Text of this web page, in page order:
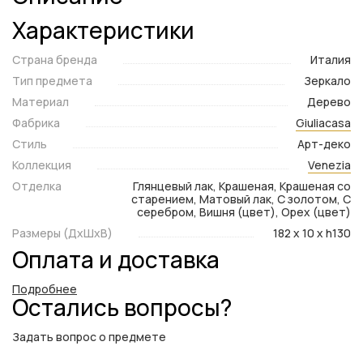
Характеристики
Страна бренда
Италия
Тип предмета
Зеркало
Материал
Дерево
Фабрика
Giuliacasa
Стиль
Арт-деко
Коллекция
Venezia
Отделка
Глянцевый лак, Крашеная, Крашеная со
старением, Матовый лак, С золотом, С
серебром, Вишня (цвет), Орех (цвет)
Размеры (ДxШxВ)
182 x 10 x h130
Оплата и доставка
Подробнее
Остались вопросы?
Задать вопрос о предмете